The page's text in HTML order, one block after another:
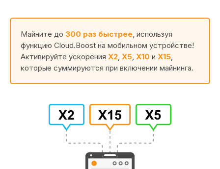
Майните до 300 раз быстрее , используя
функцию Cloud.Boost на мобильном устройстве!
Активируйте ускорения X2 X5 X10 и X15
которые суммируются при включении майнинга.